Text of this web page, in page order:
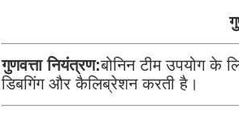
गुणवत्ता नियंत्रण:बोनिन टीम उपयोग के
डिबगिंग और कैलिब्रेशन करती है।